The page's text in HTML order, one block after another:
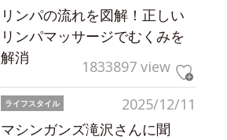
リンパの流れを図解！正しい
リンパマッサージでむくみを
解消
1833897 view
2025/12/11
ライフスタイル
マシンガンズ滝沢さんに聞